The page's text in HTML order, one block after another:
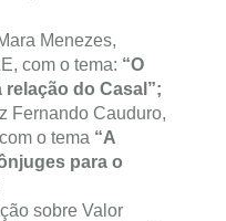
Menezes,
com o tema: “O
do Casal”;
Fernando Cauduro,
o tema “A
para o
sobre Valor